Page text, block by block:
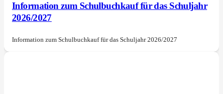
Information zum Schulbuchkauf für das Schuljahr
2026/2027
Information zum Schulbuchkauf für das Schuljahr 2026/2027